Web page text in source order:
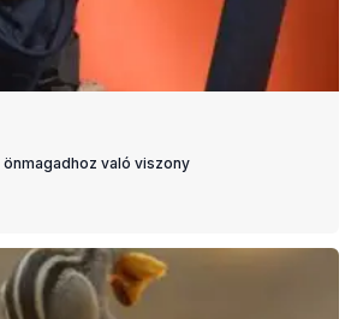
önmagadhoz való viszony